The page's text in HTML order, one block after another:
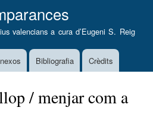
al
contingut
valencians a cura d’Eugeni S. Reig
Bibliografia Crèdits
/ menjar com a